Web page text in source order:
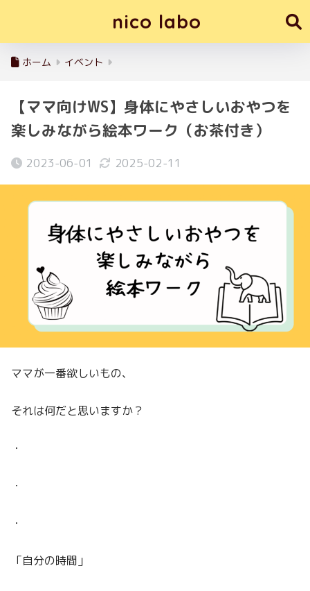
nico labo
ホーム イベント
【ママ向けWS】身体にやさしいおやつを
楽しみながら絵本ワーク（お茶付き）
2023-06-01 2025-02-11
ママが一番欲しいもの、
それは何だと思いますか？
・
・
・
「自分の時間」